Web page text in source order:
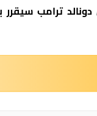
دونالد ترامب